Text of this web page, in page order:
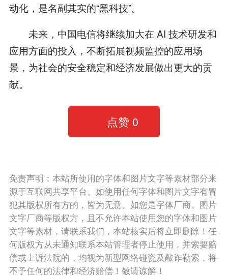
动化，是名副其实的“黑科技”。
未来，中国电信将继续加大在 AI 技术研发和
应用方面的投入，不断拓展视频监控的应用场
景，为社会的安全稳定和经济发展做出更大的贡
献。
点赞 0
免责声明：本站所使用的字体和图片文字等素材部分来
源于互联网共享平台。如使用任何字体和图片文字有冒
犯其版权所有方的，皆为无意。如您是字体厂商、图片
文字厂商等版权方，且不允许本站使用您的字体和图片
文字等素材，请联系我们，本站核实后将立即删除！任
何版权方从未通知联系本站管理者停止使用，并索要赔
偿或上诉法院的，均视为新型网络碰瓷及敲诈勒索，将
不予任何的法律和经济赔偿！敬请谅解！